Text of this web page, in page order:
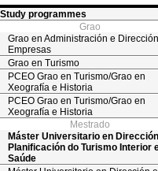
Study programmes
Grao
Grao en Administración e
Empresas
Grao en Turismo
PCEO Grao en Turismo/Grao en
Xeografía e Historia
PCEO Grao en Turismo/Grao en
Xeografía e Historia
Mestrado
Máster Universitario en
Planificación do Turismo Interior
Saúde